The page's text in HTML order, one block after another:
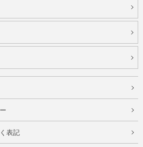
表記